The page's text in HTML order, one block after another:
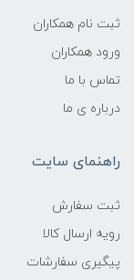
ثبت نام همکاران
ورود همکاران
تماس با ما
درباره ی ما
راهنمای سایت
ثبت سفارش
رویه ارسال کالا
پیگیری سفارشات